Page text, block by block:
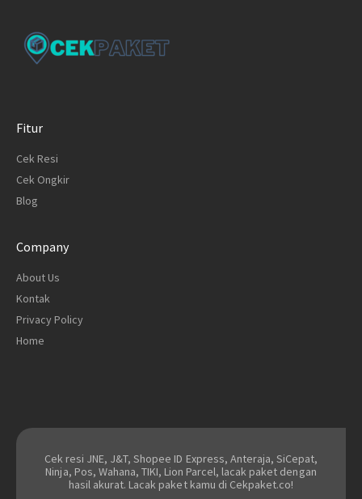
Fitur
Cek Resi
Cek Ongkir
Blog
Company
About Us
Kontak
Privacy Policy
Home
Cek resi JNE, J&T, Shopee ID Express, Anteraja, SiCepat,
Ninja, Pos, Wahana, TIKI, Lion Parcel, lacak paket dengan
hasil akurat. Lacak paket kamu di Cekpaket.co!